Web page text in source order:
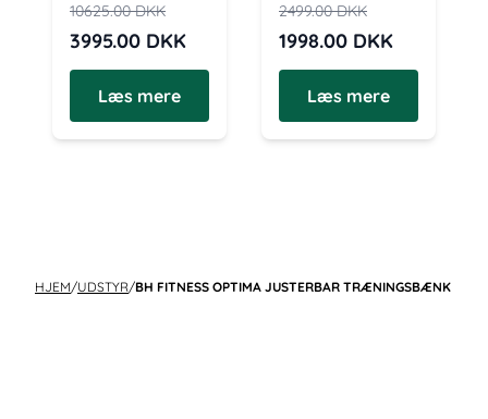
10625.00DKK
3995.00 DKK
Læs mere
2499.00DKK
1998.00 DKK
Læs mere
HJEM/UDSTYR/BH FITNESS OPTIMA JUSTERBAR TRÆNINGSBÆNK